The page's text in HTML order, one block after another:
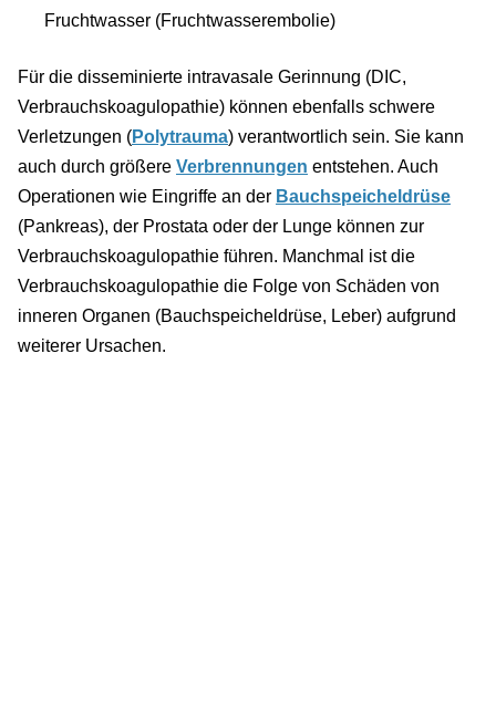
Fruchtwasser (Fruchtwasserembolie)
Für die disseminierte intravasale Gerinnung (DIC,
Verbrauchskoagulopathie) können ebenfalls schwere
Verletzungen (Polytrauma) verantwortlich sein. Sie kann
auch durch größere Verbrennungen entstehen. Auch
Operationen wie Eingriffe an der Bauchspeicheldrüse
(Pankreas), der Prostata oder der Lunge können zur
Verbrauchskoagulopathie führen. Manchmal ist die
Verbrauchskoagulopathie die Folge von Schäden von
inneren Organen (Bauchspeicheldrüse, Leber) aufgrund
weiterer Ursachen.